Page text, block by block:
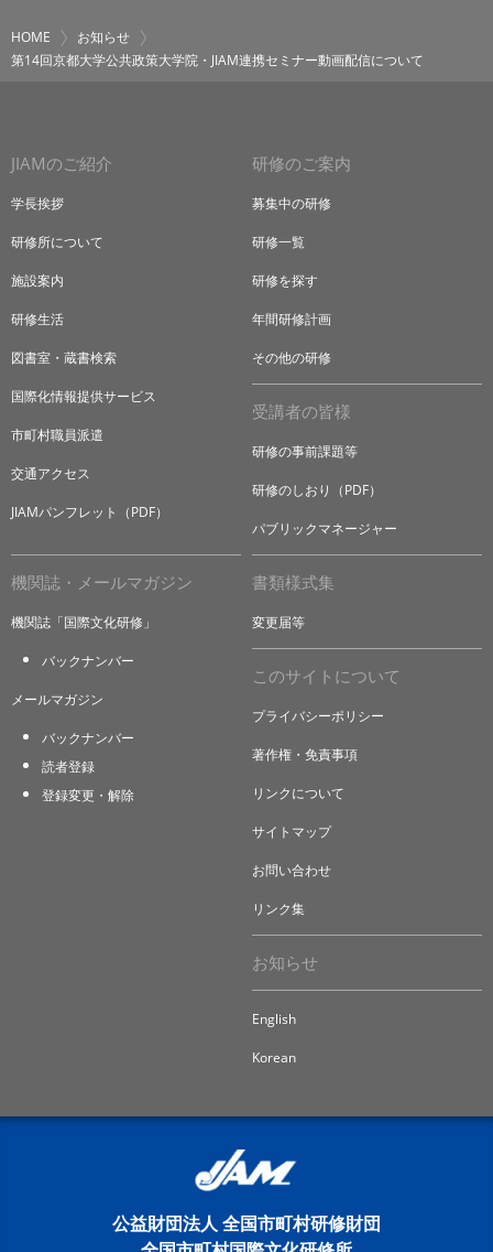
HOME
お知らせ
第14回京都大学公共政策大学院・JIAM連携セミナー動画配信について
JIAMのご紹介
学長挨拶
研修所について
施設案内
研修生活
図書室・蔵書検索
国際化情報提供サービス
市町村職員派遣
交通アクセス
JIAMパンフレット（PDF）
研修のご案内
募集中の研修
研修一覧
研修を探す
年間研修計画
その他の研修
受講者の皆様
研修の事前課題等
研修のしおり（PDF）
パブリックマネージャー
機関誌・メールマガジン
機関誌「国際文化研修」
バックナンバー
メールマガジン
バックナンバー
読者登録
登録変更・解除
書類様式集
変更届等
このサイトについて
プライバシーポリシー
著作権・免責事項
リンクについて
サイトマップ
お問い合わせ
リンク集
お知らせ
English
Korean
公益財団法人 全国市町村研修財団